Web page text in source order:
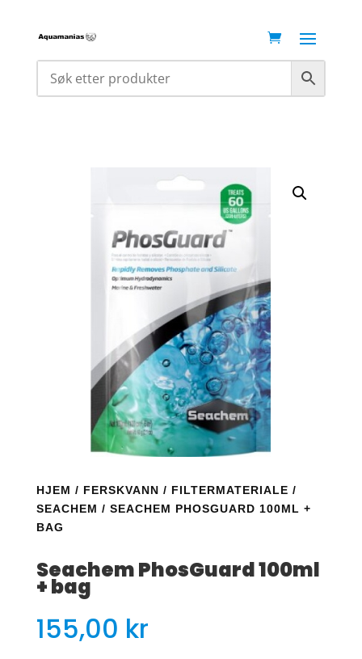
HJEM / FERSKVANN / FILTERMATERIALE /
SEACHEM / SEACHEM PHOSGUARD 100ML +
BAG
Seachem PhosGuard 100ml
+ bag
155,00 kr